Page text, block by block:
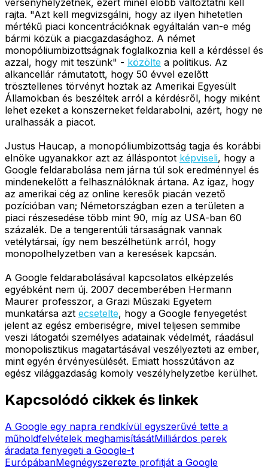
rajta. "Azt kell megvizsgálni, hogy az ilyen hihetetlen
mértékű piaci koncentrációknak egyáltalán van-e még
bármi közük a piacgazdasághoz. A német
monopóliumbizottságnak foglalkoznia kell a kérdéssel és
azzal, hogy mit teszünk" - közölte a politikus. Az
alkancellár rámutatott, hogy 50 évvel ezelőtt
trösztellenes törvényt hoztak az Amerikai Egyesült
Államokban és beszéltek arról a kérdésről, hogy miként
lehet ezeket a konszerneket feldarabolni, azért, hogy ne
uralhassák a piacot.
Justus Haucap, a monopóliumbizottság tagja és korábbi
elnöke ugyanakkor azt az álláspontot képviseli, hogy a
Google feldarabolása nem járna túl sok eredménnyel és
mindenekelőtt a felhasználóknak ártana. Az igaz, hogy
az amerikai cég az online keresők piacán vezető
pozícióban van; Németországban ezen a területen a
piaci részesedése több mint 90, míg az USA-ban 60
százalék. De a tengerentúli társaságnak vannak
vetélytársai, így nem beszélhetünk arról, hogy
monopolhelyzetben van a keresések kapcsán.
A Google feldarabolásával kapcsolatos elképzelés
egyébként nem új. 2007 decemberében Hermann
Maurer professzor, a Grazi Műszaki Egyetem
munkatársa azt ecsetelte, hogy a Google fenyegetést
jelent az egész emberiségre, mivel teljesen semmibe
veszi látogatói személyes adatainak védelmét, ráadásul
monopolisztikus magatartásával veszélyezteti az ember,
mint egyén érvényesülését. Emiatt hosszútávon az
egész világgazdaság komoly veszélyhelyzetbe kerülhet.
Kapcsolódó cikkek és linkek
A Google egy napra rendkívül egyszerűvé tette a
műholdfelvételek meghamisításátMilliárdos perek
áradata fenyegeti a Google-t
EurópábanMegnégyszerezte profitját a Google